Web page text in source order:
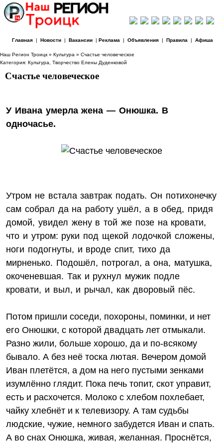
Главная| Новости| Вакансии| Реклама | Объявления| Правила | Афиша
Наш Регион Троицк » Культура » Счастье человеческое
Категория: Культура Творчество Елены Дуденковой
Счастье человеческое
У Ивана умерла жена — Онюшка. В
одночасье.
Утром не встала завтрак подать. Он потихонечку
сам собрал да на работу ушёл, а в обед, придя
домой, увидел жену в той же позе на кровати,
что и утром: руки под щекой лодочкой сложены,
ноги подогнуты, и вроде спит, тихо да
мирненько. Подошёл, потрогал, а она, матушка,
окоченевшая. Так и рухнул мужик подле
кровати, и выл, и рычал, как дворовый пёс.
Потом пришли соседи, похороны, поминки, и нет
его Онюшки, с которой двадцать лет отмыкали.
Разно жили, больше хорошо, да и по-всякому
бывало. А без неё тоска лютая. Вечером домой
Иван плетётся, а дом на него пустыми зенками
изумлённо глядит. Пока печь топит, скот управит,
есть и расхочется. Молоко с хлебом похлебает,
чайку хлебнёт и к телевизору. А там судьбы
людские, чужие, немного забудется Иван и спать.
А во снах Онюшка, живая, желанная. Проснётся,